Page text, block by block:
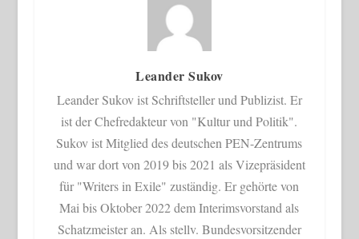
Leander Sukov
Leander Sukov ist Schriftsteller und Publizist. Er
ist der Chefredakteur von "Kultur und Politik".
Sukov ist Mitglied des deutschen PEN-Zentrums
und war dort von 2019 bis 2021 als Vizepräsident
für "Writers in Exile" zuständig. Er gehörte von
Mai bis Oktober 2022 dem Interimsvorstand als
Schatzmeister an. Als stellv. Bundesvorsitzender